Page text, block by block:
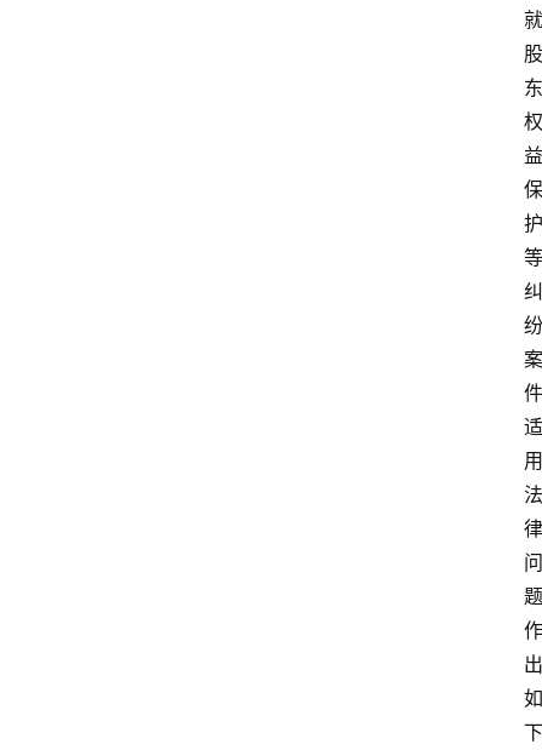
就
股
东
权
益
保
护
等
纠
纷
案
件
适
用
法
律
问
题
作
出
如
下